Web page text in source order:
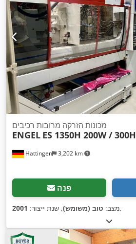
Hattingen 3,202 km
מכונות הזרקה מרובות רכיבים
ENGEL ES 1350H 200W /
פנה
מצב: טוב (משומש), שנת ייצור: 2001 ,